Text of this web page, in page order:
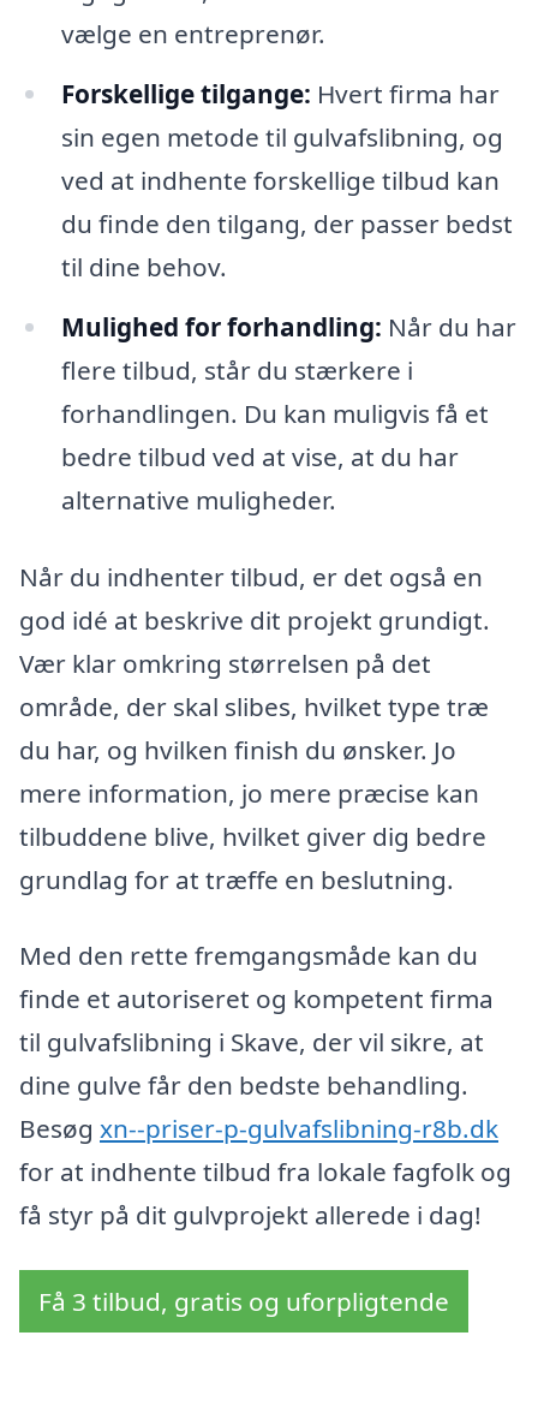
vælge en entreprenør.
Forskellige tilgange: Hvert firma har
sin egen metode til gulvafslibning, og
ved at indhente forskellige tilbud kan
du finde den tilgang, der passer bedst
til dine behov.
Mulighed for forhandling: Når du har
flere tilbud, står du stærkere i
forhandlingen. Du kan muligvis få et
bedre tilbud ved at vise, at du har
alternative muligheder.
Når du indhenter tilbud, er det også en
god idé at beskrive dit projekt grundigt.
Vær klar omkring størrelsen på det
område, der skal slibes, hvilket type træ
du har, og hvilken finish du ønsker. Jo
mere information, jo mere præcise kan
tilbuddene blive, hvilket giver dig bedre
grundlag for at træffe en beslutning.
Med den rette fremgangsmåde kan du
finde et autoriseret og kompetent firma
til gulvafslibning i Skave, der vil sikre, at
dine gulve får den bedste behandling.
Besøg xn--priser-p-gulvafslibning-r8b.dk
for at indhente tilbud fra lokale fagfolk og
få styr på dit gulvprojekt allerede i dag!
Få 3 tilbud, gratis og uforpligtende